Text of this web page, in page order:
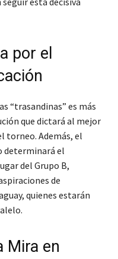
por el
“trasandinas” es más
que dictará al mejor
torneo. Además, el
determinará el
del Grupo B,
de
quienes estarán
Mira en